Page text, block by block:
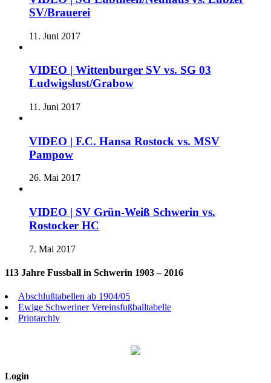
SV/Brauerei
11. Juni 2017
VIDEO | Wittenburger SV vs. SG 03
Ludwigslust/Grabow
11. Juni 2017
VIDEO | F.C. Hansa Rostock vs. MSV
Pampow
26. Mai 2017
VIDEO | SV Grün-Weiß Schwerin vs.
Rostocker HC
7. Mai 2017
113 Jahre Fussball in Schwerin 1903 – 2016
Abschlußtabellen ab 1904/05
Ewige Schweriner Vereinsfußballtabelle
Printarchiv
Login